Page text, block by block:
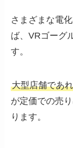
さまざまな電
ば、VRゴーグ
す。
大型店舗であ
が定価での売
ります。